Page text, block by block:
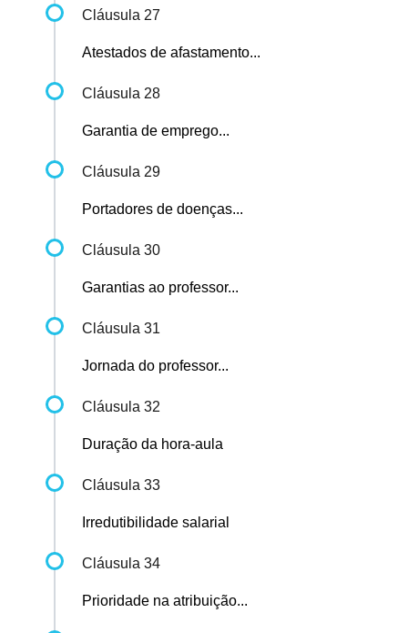
Cláusula 27
Atestados de afastamento...
Cláusula 28
Garantia de emprego...
Cláusula 29
Portadores de doenças...
Cláusula 30
Garantias ao professor...
Cláusula 31
Jornada do professor...
Cláusula 32
Duração da hora-aula
Cláusula 33
Irredutibilidade salarial
Cláusula 34
Prioridade na atribuição...